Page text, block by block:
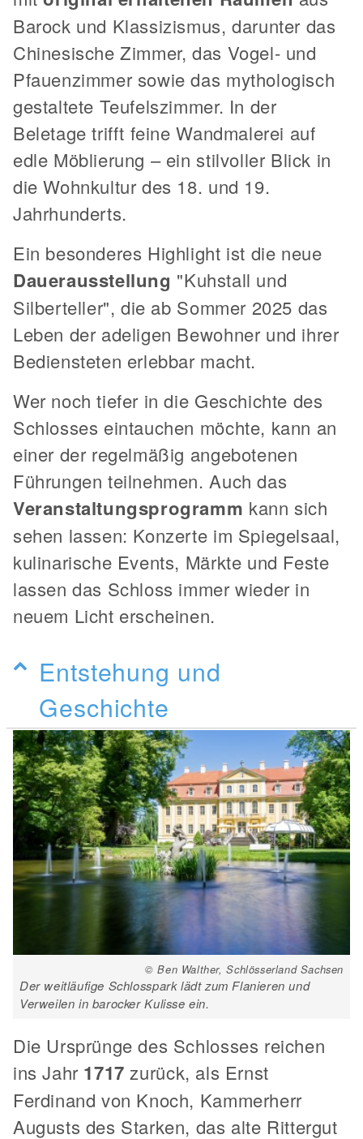
Barock und Klassizismus, darunter das
Chinesische Zimmer, das Vogel- und
Pfauenzimmer sowie das mythologisch
gestaltete Teufelszimmer. In der
Beletage trifft feine Wandmalerei auf
edle Möblierung – ein stilvoller Blick in
die Wohnkultur des 18. und 19.
Jahrhunderts.
Ein besonderes Highlight ist die neue
Dauerausstellung "Kuhstall und
Silberteller", die ab Sommer 2025 das
Leben der adeligen Bewohner und ihrer
Bediensteten erlebbar macht.
Wer noch tiefer in die Geschichte des
Schlosses eintauchen möchte, kann an
einer der regelmäßig angebotenen
Führungen teilnehmen. Auch das
Veranstaltungsprogramm kann sich
sehen lassen: Konzerte im Spiegelsaal,
kulinarische Events, Märkte und Feste
lassen das Schloss immer wieder in
neuem Licht erscheinen.
Entstehung und
Geschichte
© Ben Walther, Schlösserland Sachsen
Der weitläufige Schlosspark lädt zum Flanieren und
Verweilen in barocker Kulisse ein.
Die Ursprünge des Schlosses reichen
ins Jahr 1717 zurück, als Ernst
Ferdinand von Knoch, Kammerherr
Augusts des Starken, das alte Rittergut